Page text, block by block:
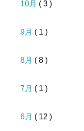
10月 ( 3 )
9月 ( 1 )
8月 ( 8 )
7月 ( 1 )
6月 ( 12 )